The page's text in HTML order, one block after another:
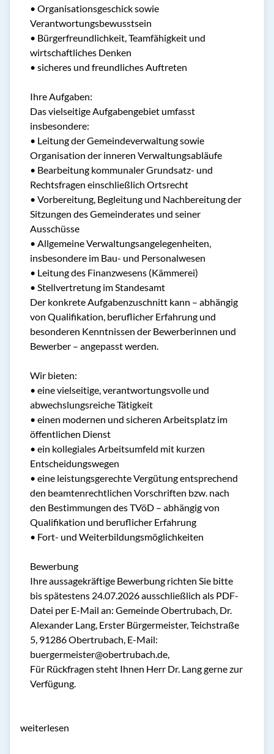
• Organisationsgeschick sowie
Verantwortungsbewusstsein
• Bürgerfreundlichkeit, Teamfähigkeit und
wirtschaftliches Denken
• sicheres und freundliches Auftreten
Ihre Aufgaben:
Das vielseitige Aufgabengebiet umfasst
insbesondere:
• Leitung der Gemeindeverwaltung sowie
Organisation der inneren Verwaltungsabläufe
• Bearbeitung kommunaler Grundsatz- und
Rechtsfragen einschließlich Ortsrecht
• Vorbereitung, Begleitung und Nachbereitung der
Sitzungen des Gemeinderates und seiner
Ausschüsse
• Allgemeine Verwaltungsangelegenheiten,
insbesondere im Bau- und Personalwesen
• Leitung des Finanzwesens (Kämmerei)
• Stellvertretung im Standesamt
Der konkrete Aufgabenzuschnitt kann – abhängig
von Qualifikation, beruflicher Erfahrung und
besonderen Kenntnissen der Bewerberinnen und
Bewerber – angepasst werden.
Wir bieten:
• eine vielseitige, verantwortungsvolle und
abwechslungsreiche Tätigkeit
• einen modernen und sicheren Arbeitsplatz im
öffentlichen Dienst
• ein kollegiales Arbeitsumfeld mit kurzen
Entscheidungswegen
• eine leistungsgerechte Vergütung entsprechend
den beamtenrechtlichen Vorschriften bzw. nach
den Bestimmungen des TVöD – abhängig von
Qualifikation und beruflicher Erfahrung
• Fort- und Weiterbildungsmöglichkeiten
Bewerbung
Ihre aussagekräftige Bewerbung richten Sie bitte
bis spätestens 24.07.2026 ausschließlich als PDF-
Datei per E-Mail an: Gemeinde Obertrubach, Dr.
Alexander Lang, Erster Bürgermeister, Teichstraße
5, 91286 Obertrubach, E-Mail:
buergermeister@obertrubach.de,
Für Rückfragen steht Ihnen Herr Dr. Lang gerne zur
Verfügung.
weiterlesen